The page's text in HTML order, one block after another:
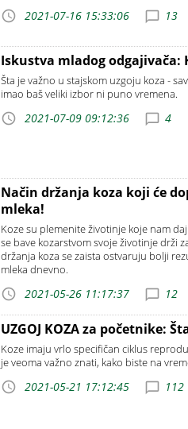
2021-07-16 15:33:06 13
Iskustva mladog odgajivača:
Šta je važno u stajskom uzgoju koza -
imao baš veliki izbor ni puno vremena.
2021-07-09 09:12:36 4
Način držanja koza koji će
mleka!
Koze su plemenite životinje koje nam
se bave kozarstvom svoje životinje drži
držanja koza se zaista ostvaruju bolji
mleka dnevno.
2021-05-26 11:17:37 12
UZGOJ KOZA za početnike:
Koze imaju vrlo specifičan ciklus
je veoma važno znati, kako biste na
2021-05-21 17:12:45 112